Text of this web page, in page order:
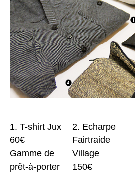
1. T-shirt Jux
60€
Gamme de
prêt-à-porter
2. Echarpe
Fairtraide
Village
150€